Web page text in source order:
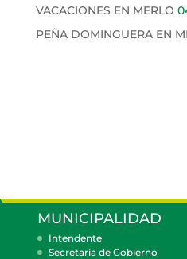
VACACIONES EN MERLO
PEÑA DOMINGUERA EN
MUNICIPALIDAD
Intendente
Secretaría de Gobierno